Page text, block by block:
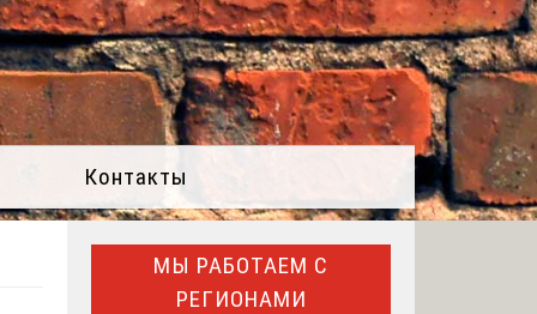
Контакты
МЫ РАБОТАЕМ С
РЕГИОНАМИ